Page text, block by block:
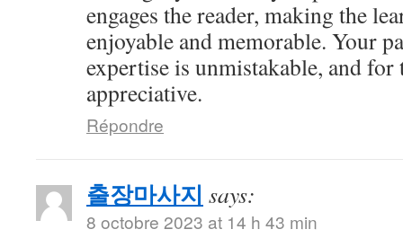
engages the reader, making the
enjoyable and memorable. Your
expertise is unmistakable, and for
appreciative.
Répondre
출장마사지 says:
8 octobre 2023 at 14 h 43 min